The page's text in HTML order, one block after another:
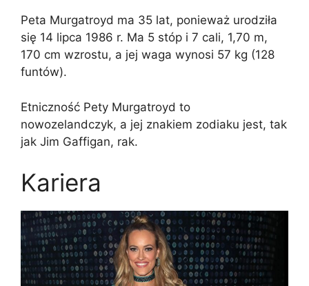
Peta Murgatroyd ma 35 lat, ponieważ urodziła
się 14 lipca 1986 r. Ma 5 stóp i 7 cali, 1,70 m,
170 cm wzrostu, a jej waga wynosi 57 kg (128
funtów).
Etniczność Pety Murgatroyd to
nowozelandczyk, a jej znakiem zodiaku jest, tak
jak Jim Gaffigan, rak.
Kariera